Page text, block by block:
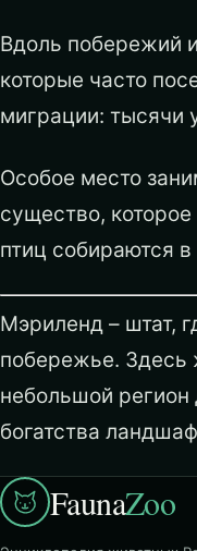
Вдоль побережий
которые часто
миграции: тысячи
Особое место
существо,
птиц собираются
Мэриленд – штат,
побережье. Здесь
небольшой регион
богатства
FaunaZoo